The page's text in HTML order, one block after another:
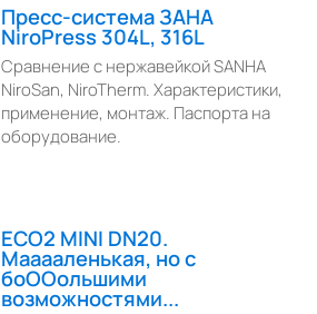
Пресс-система ЗАНА
NiroPress 304L, 316L
Сравнение с нержавейкой SANHA
NiroSan, NiroTherm. Характеристики,
применение, монтаж. Паспорта на
оборудование.
ECO2 MINI DN20.
Мааааленькая, но с
боООольшими
возможностями...